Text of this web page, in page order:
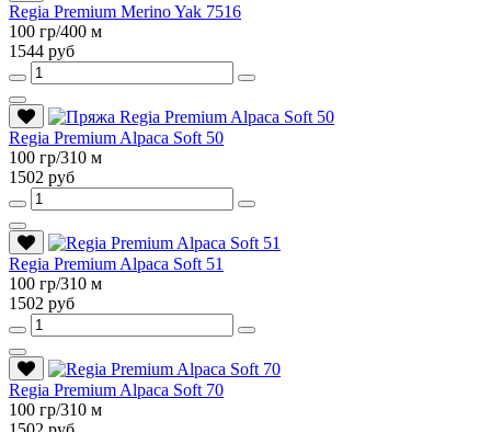
Regia Premium Merino Yak 7516
100 гр/400 м
1544 руб
Regia Premium Alpaca Soft 50
100 гр/310 м
1502 руб
Regia Premium Alpaca Soft 51
100 гр/310 м
1502 руб
Regia Premium Alpaca Soft 70
100 гр/310 м